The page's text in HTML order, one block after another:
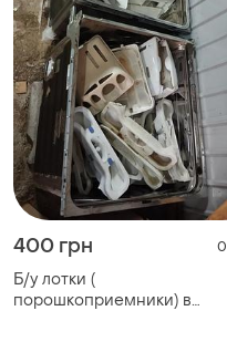
400 грн 0
Б/у лотки (
порошкоприемники) в